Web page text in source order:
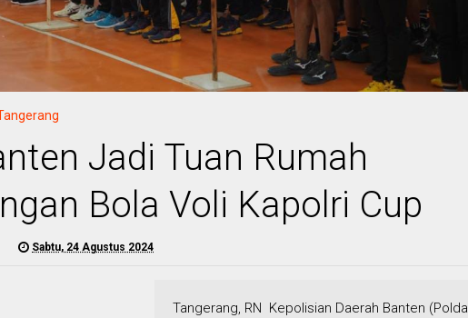
Jadi Tuan Rumah
Bola Voli Kapolri Cup
Sabtu, 24 Agustus 2024
Tangerang, RN Kepolisian Daerah Banten (Polda